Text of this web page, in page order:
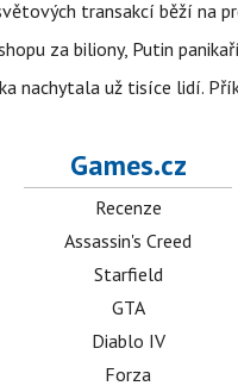
transakcí běží na
za biliony, Putin
nachytala už tisíce lidí.
Games.cz
Recenze
Assassin's Creed
Starfield
GTA
Diablo IV
Forza